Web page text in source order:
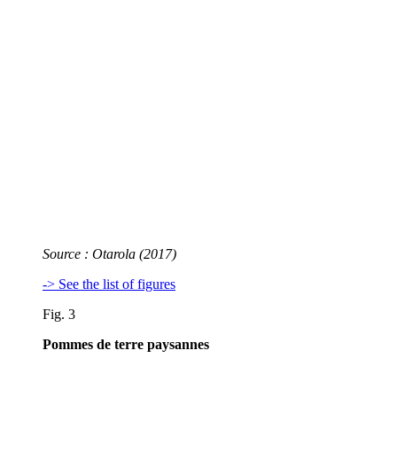
Source : Otarola (2017)
-> See the list of figures
Fig. 3
Pommes de terre paysannes